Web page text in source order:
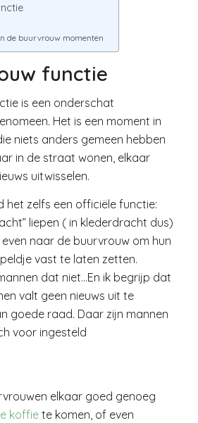
de buurvrouw momenten
functie
is een onderschat
Het is een moment in
niets anders gemeen hebben
in de straat wonen, elkaar
uitwisselen.
het zelfs een officiële functie:
liepen ( in klederdracht dus)
naar de buurvrouw om hun
vast te laten zetten.
dat niet…En ik begrijp dat
valt geen nieuws uit te
goede raad. Daar zijn mannen
voor ingesteld
elkaar goed genoeg
koffie te komen, of even